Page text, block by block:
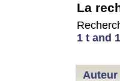
La
1 t and
Auteur